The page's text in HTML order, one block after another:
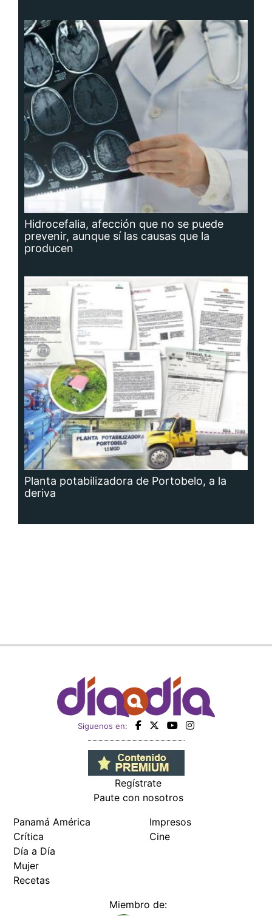
Hidrocefalia, afección que no se puede
prevenir, aunque sí las causas que la
producen
Planta potabilizadora de Portobelo, a la
deriva
Siguenos en:
Regístrate
Paute con nosotros
Panamá América
Crítica
Día a Día
Mujer
Recetas
Impresos
Cine
Miembro de: